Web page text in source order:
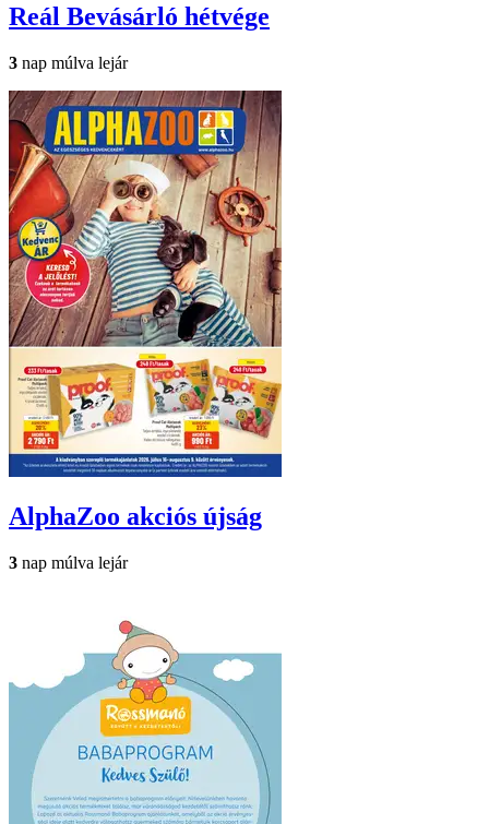
Reál Bevásárló hétvége
3 nap múlva lejár
AlphaZoo akciós újság
3 nap múlva lejár